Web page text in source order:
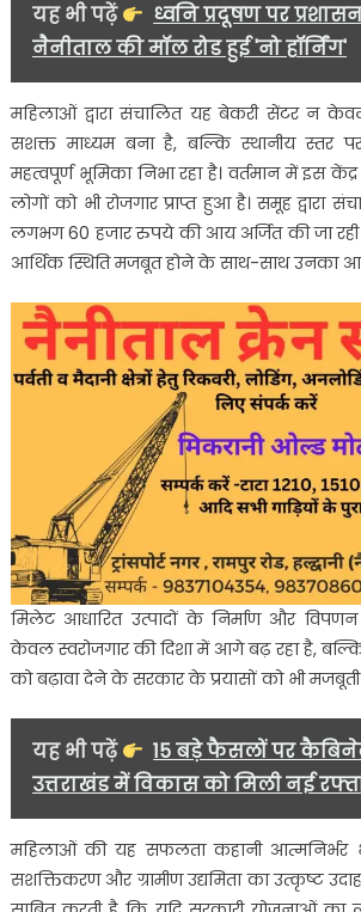
यह भी पढ़ें
ध्वनि प्रदूषण पर
नैनीताल की मॉल रोड हुई 'नो हॉर्निंग'
महिलाओं द्वारा संचालित यह बेकरी सेंटर न
सशक्त माध्यम बना है, बल्कि स्थानीय स्तर
महत्वपूर्ण भूमिका निभा रहा है। वर्तमान में इस
लोगों को भी रोजगार प्राप्त हुआ है। समूह द्वारा
लगभग 60 हजार रुपये की आय अर्जित की जा
आर्थिक स्थिति मजबूत होने के साथ-साथ उनका
मिलेट आधारित उत्पादों के निर्माण और
केवल स्वरोजगार की दिशा में आगे बढ़ रहा है,
को बढ़ावा देने के सरकार के प्रयासों को भी मजबूती
यह भी पढ़ें
15 बड़े फैसलों पर
उत्तराखंड में विकास को मिली नई
महिलाओं की यह सफलता कहानी आत्मनिर्भर
सशक्तिकरण और ग्रामीण उद्यमिता का उत्कृष्ट